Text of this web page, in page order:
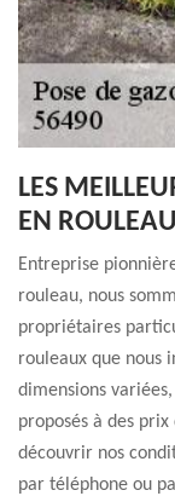
LES
EN
Entreprise
rouleau, nous
propriétaires
rouleaux que nous
dimensions
proposés à des
découvrir nos
par téléphone ou